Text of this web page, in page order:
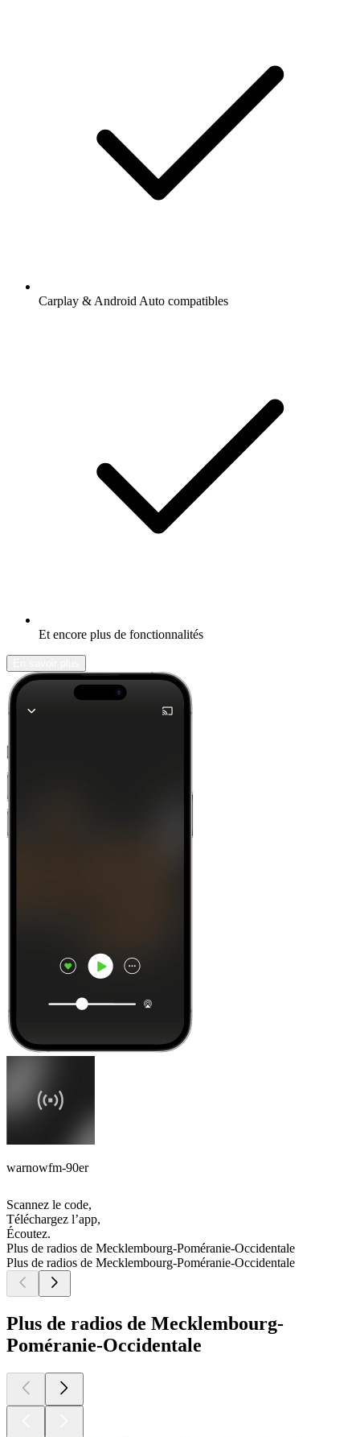
Carplay & Android Auto compatibles
Et encore plus de fonctionnalités
warnowfm-90er
Scannez le code,
Téléchargez l’app,
Écoutez.
Plus de radios de Mecklembourg-Poméranie-Occidentale
Plus de radios de Mecklembourg-Poméranie-Occidentale
Plus de radios de Mecklembourg-
Poméranie-Occidentale